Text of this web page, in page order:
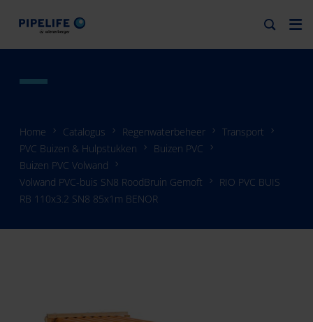
Home Catalogus Regenwaterbeheer
Transport
PVC Buizen & Hulpstukken
Buizen PVC
Buizen PVC Volwand
Volwand PVC-buis SN8 RoodBruin Gemoft
RIO PVC BUIS
RB 110x3.2 SN8 85x1m BENOR